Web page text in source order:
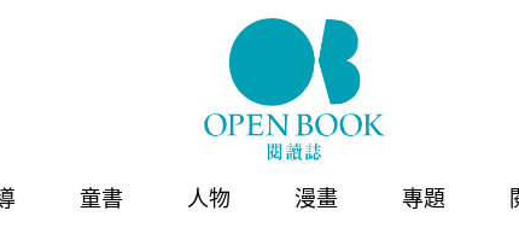
童書 人物 漫畫 專題